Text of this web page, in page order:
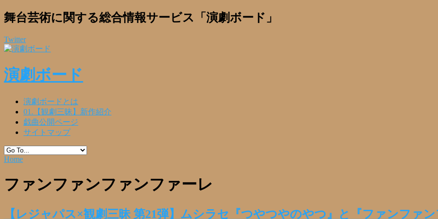
舞台芸術に関する総合情報サービス「演劇ボード」
Twitter
演劇ボード
演劇ボードとは
01.【観劇三昧】新作紹介
戯曲公開ページ
サイトマップ
Home
ファンファンファンファーレ
【レジャパス×観劇三昧 第21弾】ムシラセ『つやつやのやつ』と『ファンファン